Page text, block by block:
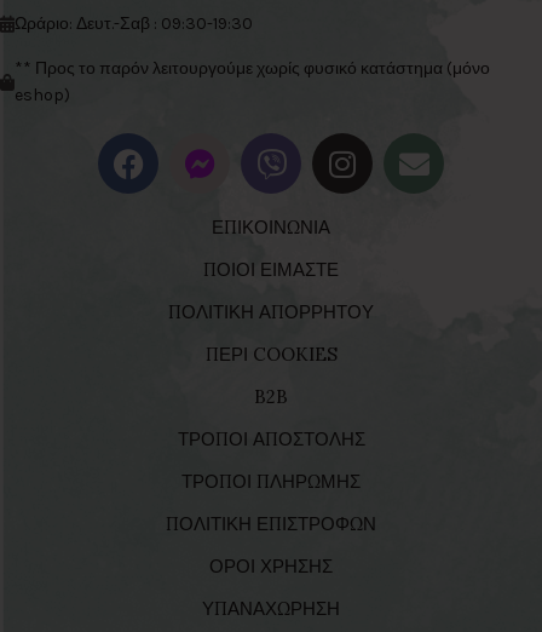
Ωράριο: Δευτ.-Σαβ : 09:30-19:30
** Προς το παρόν λειτουργούμε χωρίς φυσικό κατάστημα (μόνο
eshop)
ΕΠΙΚΟΙΝΩΝΙΑ
ΠΟΙΟΙ ΕΙΜΑΣΤΕ
ΠΟΛΙΤΙΚΗ ΑΠΟΡΡΗΤΟΥ
ΠΕΡΙ COOKIES
B2B
ΤΡΟΠΟΙ ΑΠΟΣΤΟΛΗΣ
ΤΡΟΠΟΙ ΠΛΗΡΩΜΗΣ
ΠΟΛΙΤΙΚΗ ΕΠΙΣΤΡΟΦΩΝ
ΟΡΟΙ ΧΡΗΣΗΣ
ΥΠΑΝΑΧΩΡΗΣΗ